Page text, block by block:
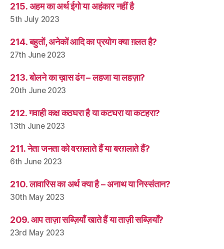
215. अहम का अर्थ ईगो या अहंकार नहीं है
5th July 2023
214. बहुतों, अनेकों आदि का प्रयोग क्या ग़लत है?
27th June 2023
213. बोलने का ख़ास ढंग – लहजा या लहज़ा?
20th June 2023
212. गवाही कक्ष कठघरा है या कटघरा या कटहरा?
13th June 2023
211. नेता जनता को वरग़लाते हैं या बरग़लाते हैं?
6th June 2023
210. लावारिस का अर्थ क्या है – अनाथ या निस्संतान?
30th May 2023
209. आप ताज़ा सब्ज़ियाँ खाते हैं या ताज़ी सब्ज़ियाँ?
23rd May 2023